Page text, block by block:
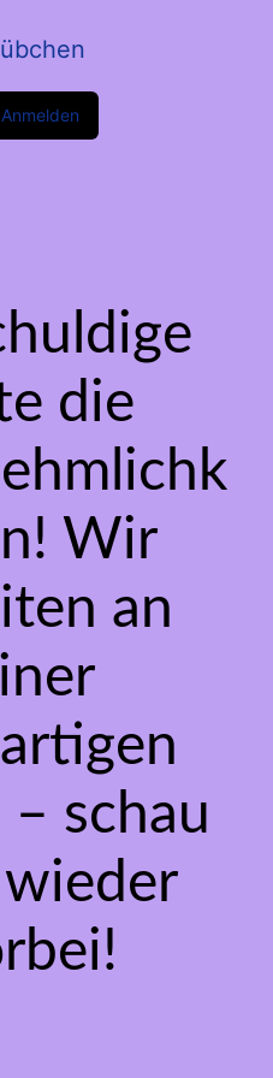
Anmelden
die
Wir
an
– schau
wieder